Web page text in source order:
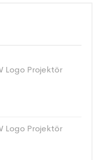
Logo Projektör
Logo Projektör